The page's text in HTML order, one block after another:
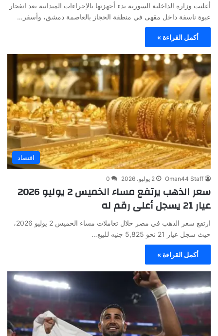
أعلنت وزارة الداخلية السورية بدء أجهزتها بالإجراءات الميدانية بعد انفجار
عبوة ناسفة داخل مقهى في منطقة الحجاز بالعاصمة دمشق، وأسفر…
أكمل القراءة »
اقتصاد
Oman44 Staff 2 يوليو، 2026 0
سعر الذهب يرتفع مساء الخميس 2 يوليو 2026
عيار 21 يسجل أعلى رقم له
ارتفع سعر الذهب في مصر خلال تعاملات مساء الخميس 2 يوليو 2026،
حيث سجل عيار 21 نحو 5,825 جنيه للبيع…
أكمل القراءة »